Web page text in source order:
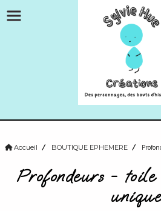
Accueil BOUTIQUE EPHEMERE
Profondeurs -
unique